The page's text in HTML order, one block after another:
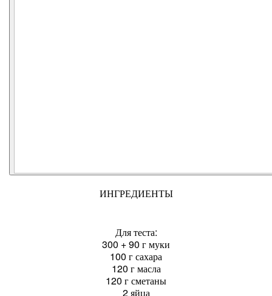
ИНГРЕДИЕНТЫ
Для теста:
300 + 90 г муки
100 г сахара
120 г масла
120 г сметаны
2 яйца